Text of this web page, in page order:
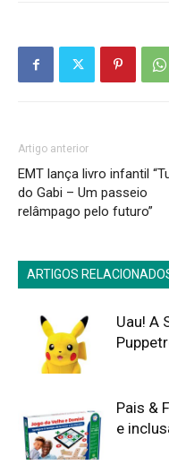
Artigo anterior
EMT lança livro infantil
do Gabi – Um passeio
relâmpago pelo futuro”
ARTIGOS
Uau! A
Pais &
e